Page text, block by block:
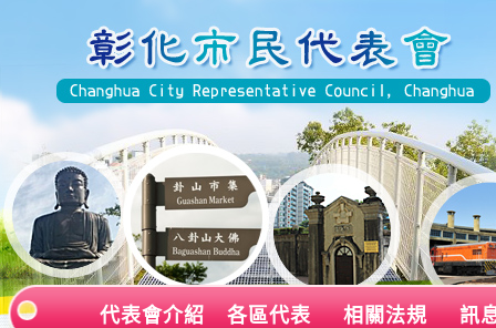
代表會介紹 各區代表 相關法規 訊